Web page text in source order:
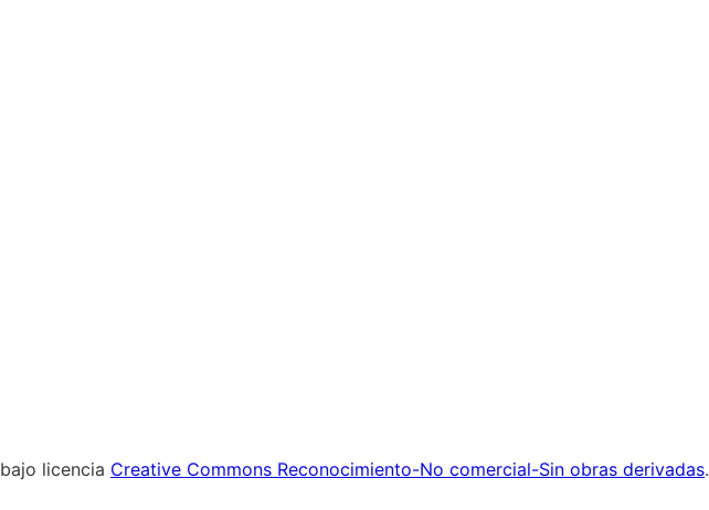
bajo licencia Creative Commons Reconocimiento-No comercial-Sin obras derivadas.